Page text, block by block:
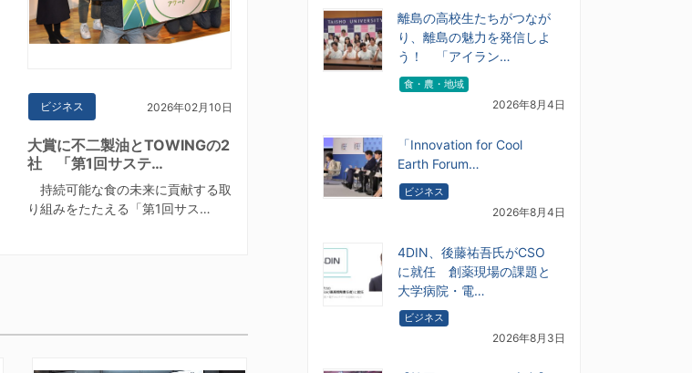
ビジネス 2026年02月10日
大賞に不二製油とTOWINGの2
社 「第1回サステ…
持続可能な食の未来に貢献する取
り組みをたたえる「第1回サス…
離島の高校生たちがつなが
り、離島の魅力を発信しよ
う！ 「アイラン…
食・農・地域
2026年8月4日
「Innovation for Cool
Earth Forum…
ビジネス
2026年8月4日
4DIN、後藤祐吾氏がCSO
に就任 創薬現場の課題と
大学病院・電…
ビジネス
2026年8月3日